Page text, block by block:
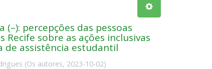
(–): percepções das pessoas
Recife sobre as ações inclusivas
de assistência estudantil
(Os autores, 2023-10-02)